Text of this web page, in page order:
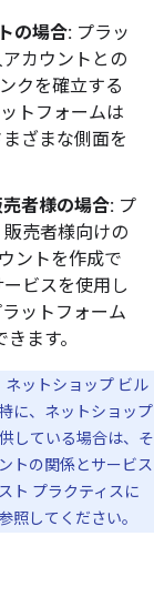
の場合: プラッ
カウントとの
クを確立する
トフォームは
ざまな側面を
者様の場合: プ
売者様向けの
ントを作成で
ービスを使用し
ットフォーム
ます。
ットショップ ビル
に、ネットショップ
している場合は、そ
トの関係とサービス
ト プラクティスに
照してください。